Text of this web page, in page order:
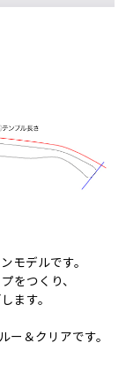
モデルです。
をつくり、
ます。
＆クリアです。